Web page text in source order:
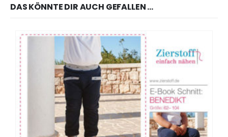
DAS KÖNNTE DIR AUCH GEFALLEN …